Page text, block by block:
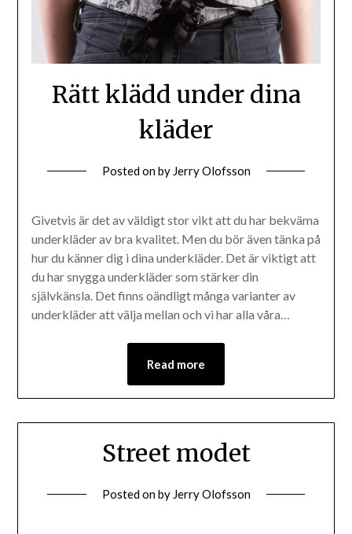
Rätt klädd under dina
kläder
Posted onby Jerry Olofsson
Givetvis är det av väldigt stor vikt att du har bekväma
underkläder av bra kvalitet. Men du bör även tänka på
hur du känner dig i dina underkläder. Det är viktigt att
du har snygga underkläder som stärker din
självkänsla. Det finns oändligt många varianter av
underkläder att välja mellan och vi har alla våra…
Read more
Street modet
Posted onby Jerry Olofsson